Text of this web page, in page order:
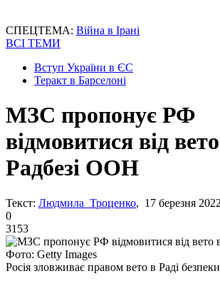
СПЕЦТЕМА: Війна в Ірані
ВСІ ТЕМИ
Вступ України в ЄС
Теракт в Барселоні
МЗС пропонує РФ
відмовитися від
Радбезі ООН
Текст: Людмила Троценко, 17 березня
0
3153
Фото: Getty Images
Росія зловживає правом вето в Раді